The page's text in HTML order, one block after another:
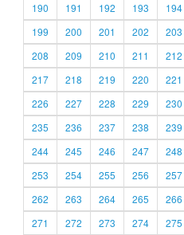
190
191 192 193 194
199
200 201 202 203
208
209 210 211 212
217
218 219 220 221
226
227 228 229 230
235
236 237 238 239
244
245 246 247 248
253
254 255 256 257
262
263 264 265 266
271
272 273 274 275